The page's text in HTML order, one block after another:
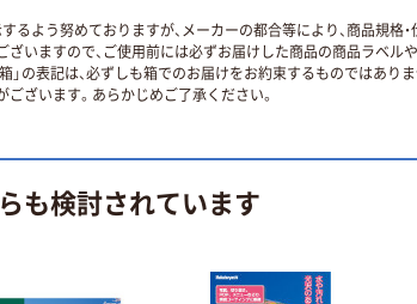
よう努めておりますが、メーカーの都合等により、商品規格
いますので、ご使用前には必ずお届けした商品の商品ラベル
」の表記は、必ずしも箱でのお届けをお約束するものではありま
ざいます。あらかじめご了承ください。
も検討されています